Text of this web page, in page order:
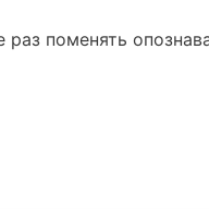
поменять